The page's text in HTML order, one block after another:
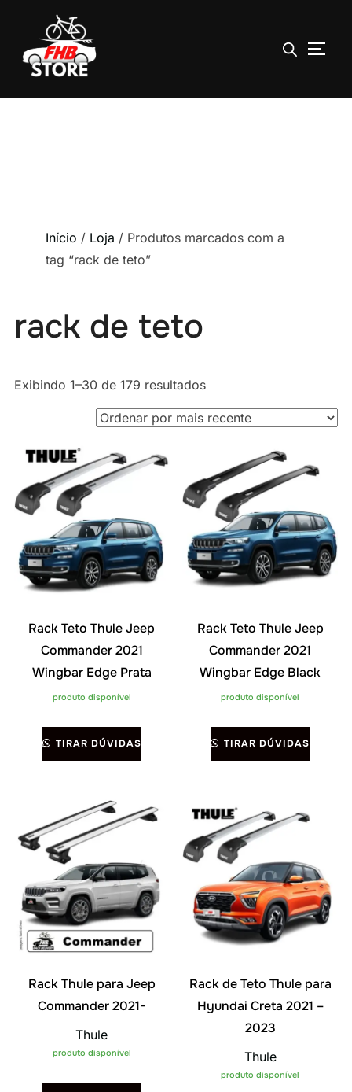
Início / Loja / Produtos marcados com a
tag “rack de teto”
rack de teto
Exibindo 1–30 de 179 resultadosClassificado
por
mais
Rack Teto Thule Jeep
Commander 2021
Wingbar Edge Prata
produto disponível
TIRAR DÚVIDAS
Rack Teto Thule Jeep
Commander 2021
Wingbar Edge Black
produto disponível
TIRAR DÚVIDAS
Rack Thule para Jeep
Commander 2021-
Thule
produto disponível
Rack de Teto Thule para
Hyundai Creta 2021 –
2023
Thule
produto disponível